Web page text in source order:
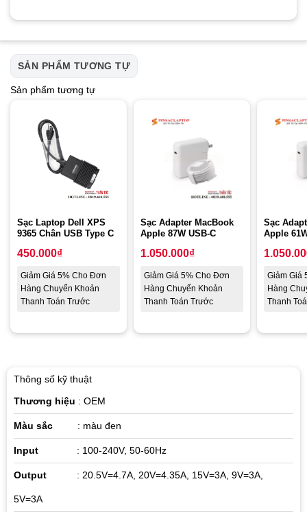
SẢN PHẨM TƯƠNG TỰ
Sản phẩm tương tự
Sạc Laptop Dell XPS
9365 Chân USB Type C
450.000₫
Giảm Giá 5% Cho Đơn
Hàng Chuyển Khoản
Thanh Toán Trước
Sạc Adapter MacBook
Apple 87W USB-C
1.050.000₫
Giảm Giá 5% Cho Đơn
Hàng Chuyển Khoản
Thanh Toán Trước
Sạc
Apple
Giảm Giá
Hàng
Thanh
Thông số kỹ thuật
Thương hiệu : OEM
Màu sắc : màu đen
Input : 100-240V, 50-60Hz
Output : 20.5V=4.7A, 20V=4.35A, 15V=3A, 9V=3A,
5V=3A